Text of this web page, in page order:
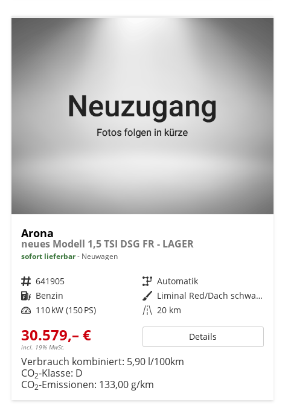
Arona
neues Modell 1,5 TSI DSG FR - LAGER
sofort lieferbar Neuwagen
Fahrzeugnr. 641905 Getriebe Automatik
Kraftstoff Benzin Außenfarbe
Liminal Red/Dach schwarz Metallic (S60E)
Leistung 110 kW (150 PS) Kilometerstand 20 km
30.579,– €
incl. 19% MwSt.
Details
Verbrauch kombiniert: 5,90 l/100km
CO2-Klasse: D
CO2-Emissionen: 133,00 g/km